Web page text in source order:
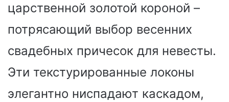
царственной золотой короной –
потрясающий выбор весенних
свадебных причесок для невесты.
Эти текстурированные локоны
элегантно ниспадают каскадом,